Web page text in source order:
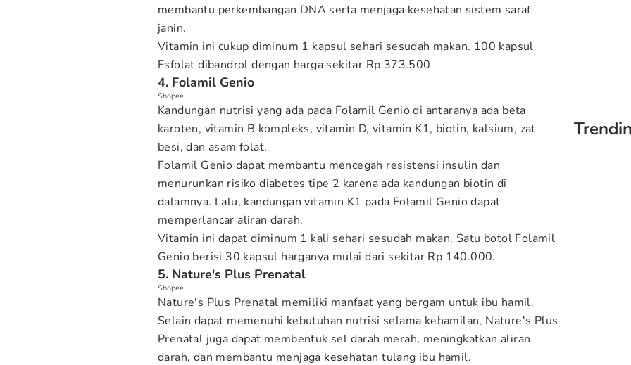
membantu perkembangan DNA serta menjaga kesehatan sistem saraf
janin.
Vitamin ini cukup diminum 1 kapsul sehari sesudah makan. 100 kapsul
Esfolat dibandrol dengan harga sekitar Rp 373.500
4. Folamil Genio
Shopee
Kandungan nutrisi yang ada pada Folamil Genio di antaranya ada beta
karoten, vitamin B kompleks, vitamin D, vitamin K1, biotin, kalsium, zat
besi, dan asam folat.
Folamil Genio dapat membantu mencegah resistensi insulin dan
menurunkan risiko diabetes tipe 2 karena ada kandungan biotin di
dalamnya. Lalu, kandungan vitamin K1 pada Folamil Genio dapat
memperlancar aliran darah.
Vitamin ini dapat diminum 1 kali sehari sesudah makan. Satu botol Folamil
Genio berisi 30 kapsul harganya mulai dari sekitar Rp 140.000.
5. Nature's Plus Prenatal
Shopee
Nature's Plus Prenatal memiliki manfaat yang bergam untuk ibu hamil.
Selain dapat memenuhi kebutuhan nutrisi selama kehamilan, Nature's Plus
Prenatal juga dapat membentuk sel darah merah, meningkatkan aliran
darah, dan membantu menjaga kesehatan tulang ibu hamil.